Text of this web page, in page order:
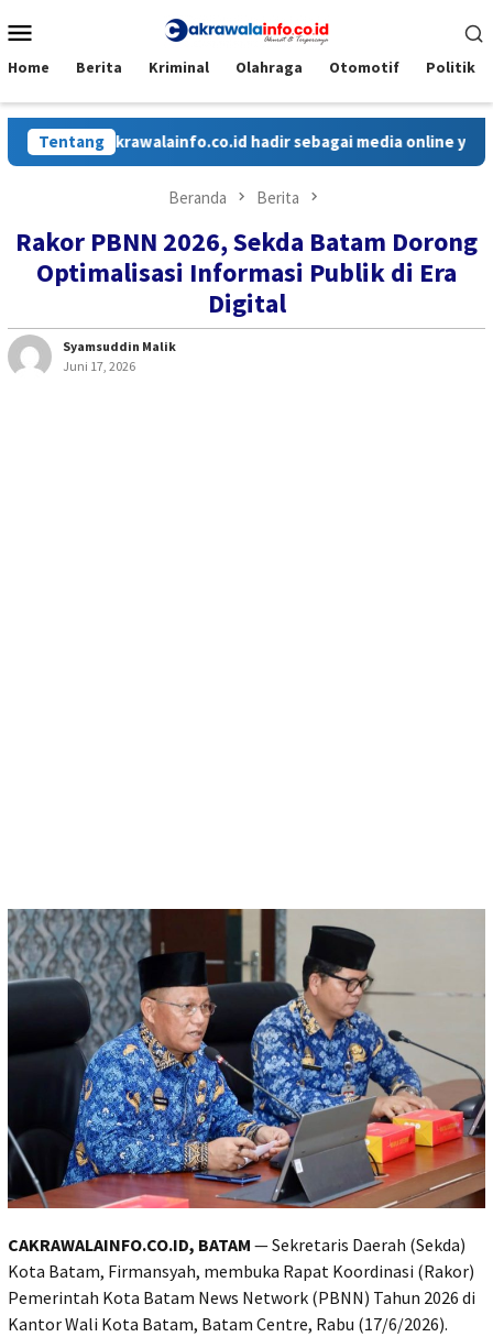
ke
Mobile
Home Berita Kriminal Olahraga Otomotif Politik
Tentang
Cakrawalainfo.co.id hadir sebagai media online yang
Beranda Berita
Rakor PBNN 2026, Sekda Batam Dorong
Optimalisasi Informasi Publik di Era
Digital
Syamsuddin Malik
Juni 17, 2026
CAKRAWALAINFO.CO.ID, BATAM — Sekretaris Daerah (Sekda)
Kota Batam, Firmansyah, membuka Rapat Koordinasi (Rakor)
Pemerintah Kota Batam News Network (PBNN) Tahun 2026 di
Kantor Wali Kota Batam, Batam Centre, Rabu (17/6/2026).